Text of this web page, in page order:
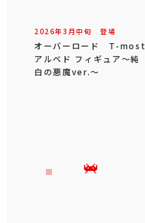
2026年3 月中旬 登場
オーバーロード T-most
アルベド フィギュア～純
白の悪魔ver.～